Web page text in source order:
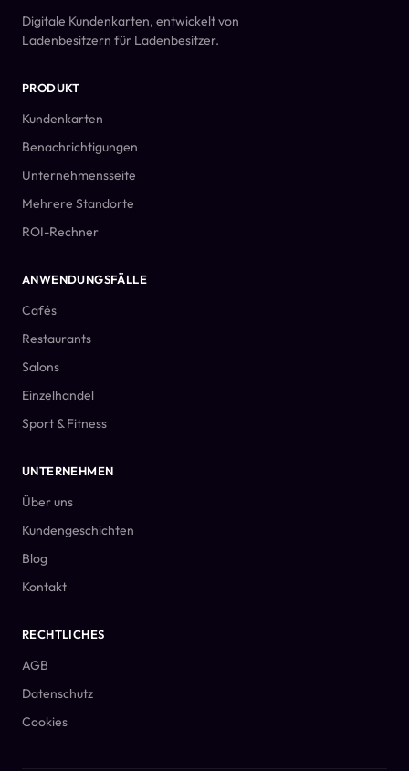
Digitale Kundenkarten, entwickelt von
Ladenbesitzern für Ladenbesitzer.
PRODUKT
Kundenkarten
Benachrichtigungen
Unternehmensseite
Mehrere Standorte
ROI-Rechner
ANWENDUNGSFÄLLE
Cafés
Restaurants
Salons
Einzelhandel
Sport & Fitness
UNTERNEHMEN
Über uns
Kundengeschichten
Blog
Kontakt
RECHTLICHES
AGB
Datenschutz
Cookies